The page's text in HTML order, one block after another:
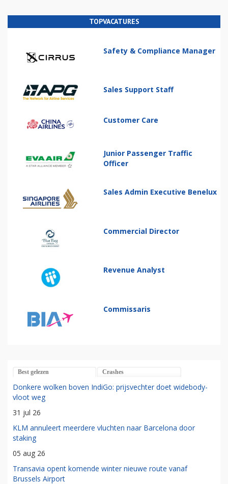
TOPVACATURES
Safety & Compliance Manager
Sales Support Staff
Customer Care
Junior Passenger Traffic
Officer
Sales Admin Executive Benelux
Commercial Director
Revenue Analyst
Commissaris
Best gelezen Crashes
Donkere wolken boven IndiGo: prijsvechter doet widebody-
vloot weg
31 jul 26
KLM annuleert meerdere vluchten naar Barcelona door
staking
05 aug 26
Transavia opent komende winter nieuwe route vanaf
Brussels Airport